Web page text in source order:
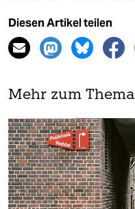
Diesen Artikel teilen
Mehr zum Thema